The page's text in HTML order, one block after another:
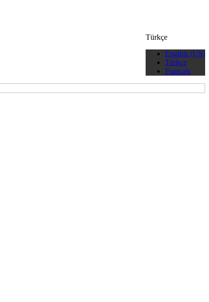
Türkçe
English (US)
Türkçe
Français